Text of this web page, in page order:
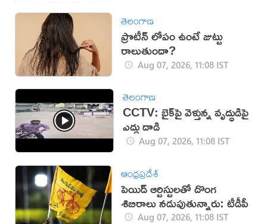
తెలంగాణ
ప్రొటీన్ లోపం ఉంటే జుట్టు
రాలుతుందా?
Aug 07, 2026, 11:08 IST
తెలంగాణ
CCTV: బైక్‌పై వెళ్తున్న వృద్ధుడిపై
ఎద్దు దాడి
Aug 07, 2026, 11:08 IST
ఆంధ్రప్రదేశ్
పెయిడ్ ఆర్టిస్టులతో దొంగ
శిబిరాలు నడుపుతున్నారు: టీడీపీ
Aug 07, 2026, 11:08 IST